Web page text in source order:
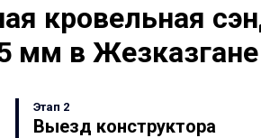
кровельная
мм в Жезказгане
Этап 2
Выезд конструктора